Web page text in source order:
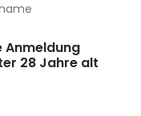
Anmeldung
28 Jahre alt